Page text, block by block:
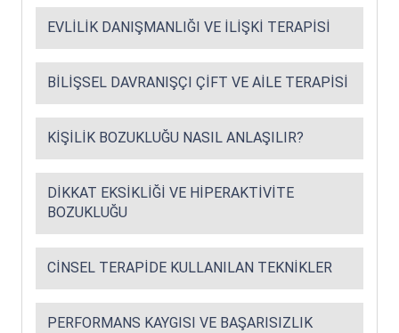
EVLILIK DANIŞMANLIĞI VE İLIŞKI TERAPISI
BILIŞSEL DAVRANIŞÇI ÇIFT VE AILE TERAPISI
KIŞILIK BOZUKLUĞU NASIL ANLAŞILIR?
DIKKAT EKSIKLIĞI VE HIPERAKTIVITE
BOZUKLUĞU
CINSEL TERAPIDE KULLANILAN TEKNIKLER
PERFORMANS KAYGISI VE BAŞARISIZLIK